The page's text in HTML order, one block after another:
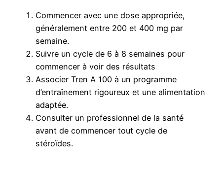
Commencer avec une dose appropriée,
généralement entre 200 et 400 mg par
semaine.
Suivre un cycle de 6 à 8 semaines pour
commencer à voir des résultats
Associer Tren A 100 à un programme
d’entraînement rigoureux et une alimentation
adaptée.
Consulter un professionnel de la santé
avant de commencer tout cycle de
stéroïdes.